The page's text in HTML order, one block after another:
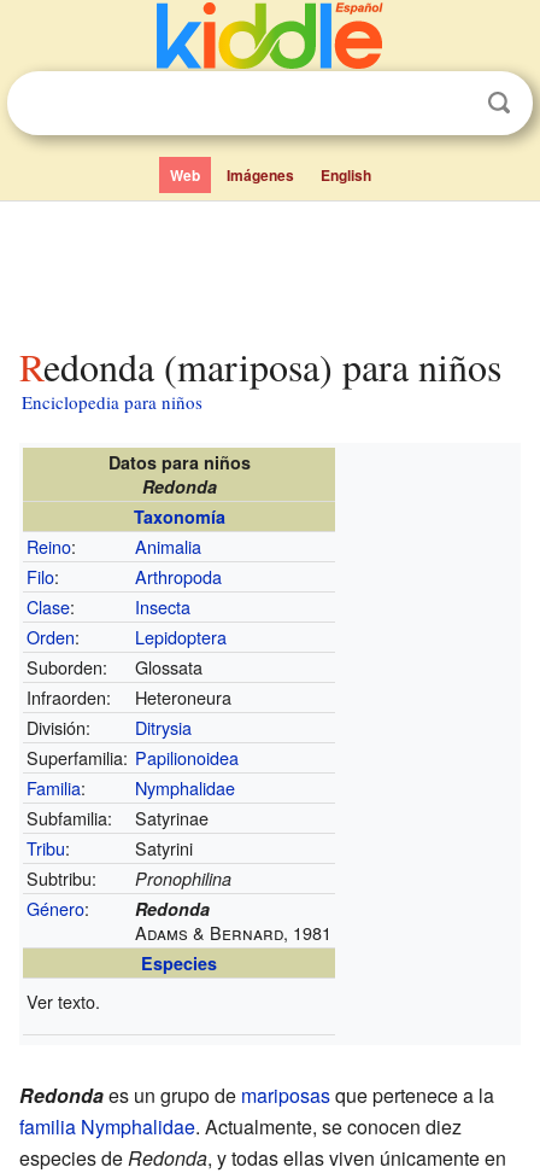
Web Imágenes English
Redonda (mariposa) para niños
Enciclopedia para niños
Datos para niños
Redonda
Taxonomía
Reino:
Animalia
Filo:
Arthropoda
Clase:
Insecta
Orden:
Lepidoptera
Suborden:
Glossata
Infraorden:
Heteroneura
División:
Ditrysia
Superfamilia: Papilionoidea
Familia:
Nymphalidae
Subfamilia:
Satyrinae
Tribu:
Satyrini
Subtribu:
Pronophilina
Género: Redonda
Adams & Bernard, 1981
Especies
Ver texto.
Redondaes un grupo de mariposasque pertenece a la
familia Nymphalidae. Actualmente, se conocen diez
especies deRedonda, y todas ellas viven únicamente en